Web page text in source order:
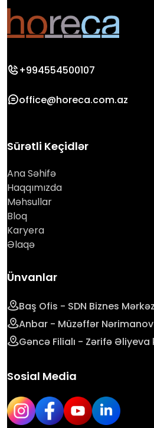
+994554500107
office@horeca.com.az
Sürətli Keçidlər
Ana Səhifə
Haqqımızda
Məhsullar
Bloq
Karyera
Əlaqə
Ünvanlar
Baş Ofis - SDN Biznes
Anbar - Müzəffər Nərimanov
Gəncə Filialı - Zərifə Əliyeva
Sosial Media